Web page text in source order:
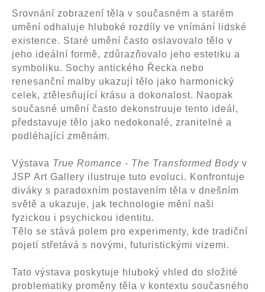
Srovnání zobrazení těla v současném a starém
umění odhaluje hluboké rozdíly ve vnímání lidské
existence. Staré umění často oslavovalo tělo v
jeho ideální formě, zdůrazňovalo jeho estetiku a
symboliku. Sochy antického Řecka nebo
renesanční malby ukazují tělo jako harmonický
celek, ztělesňující krásu a dokonalost. Naopak
současné umění často dekonstruuje tento ideál,
představuje tělo jako nedokonalé, zranitelné a
podléhající změnám.
Výstava True Romance - The Transformed Body v
JSP Art Gallery ilustruje tuto evoluci. Konfrontuje
diváky s paradoxním postavením těla v dnešním
světě a ukazuje, jak technologie mění naši
fyzickou i psychickou identitu.
Tělo se stává polem pro experimenty, kde tradiční
pojetí střetává s novými, futuristickými vizemi.
Tato výstava poskytuje hluboký vhled do složité
problematiky proměny těla v kontextu současného